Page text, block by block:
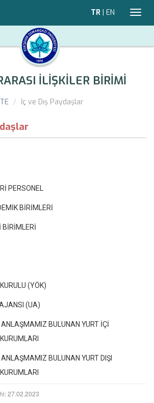
TR | EN
İLİŞKİLER BİRİMİ
İç ve Dış Paydaşlar
PERSONEL
BİRİMLERİ
BİRİMLERİ
(YÖK)
(UA)
BULUNAN YURT İÇİ
BULUNAN YURT DIŞI
27.02.2023